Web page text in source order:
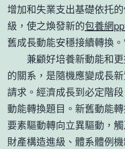
增加和失業支出基礎依托
級，使之煥發新的包養網
舊成長動能安穩接續轉換。
兼顧好培養新動能和
的關系，是隨機應變成長
請求。經濟成長到必定階
動能轉換題目。新舊動能
要素驅動轉向立異驅動，
財產構造進級、體系體例